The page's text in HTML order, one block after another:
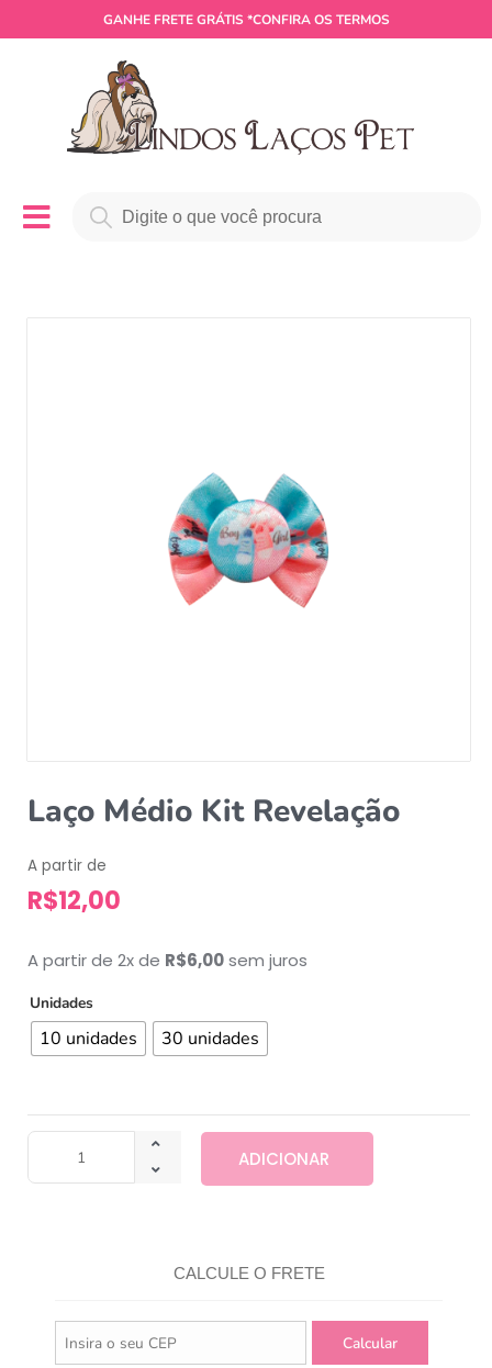
GANHE FRETE GRÁTIS *CONFIRA OS TERMOS
Laço Médio Kit Revelação
A partir de
R$12,00
A partir de 2x de R$6,00sem juros
Unidades
10 unidades 30 unidades
ADICIONAR
CALCULE O FRETE